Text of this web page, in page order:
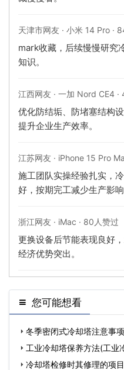
天津市网友 · 小米 14 Pro ·
mark收藏，后续慢慢研究
知识。
江西网友 · 一加 Nord CE4 ·
优化防结垢、防堵塞结构
提升企业生产效率。
江苏网友 · iPhone 15 Pro
施工团队实操经验扎实，
好，按期完工减少生产影响
浙江网友 · iMac · 80人赞过
更换设备后节能表现良好
经济优势突出。
您可能想看
冬季密闭式冷却塔注意事
工业冷却塔保养方法(工业
冷却塔检修时其修理的项